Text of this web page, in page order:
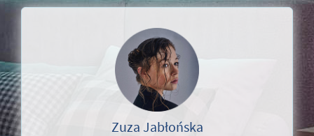
Zuza Jabłońska